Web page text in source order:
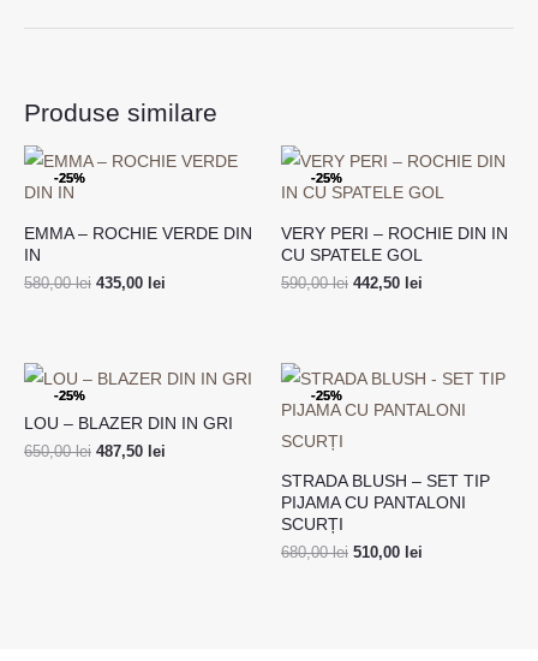
Produse similare
-25%
-25%
EMMA – ROCHIE VERDE DIN
IN
580,00lei
Prețul
580,00 lei.
435,00 lei
Prețul
-25%
-25%
VERY PERI – ROCHIE DIN IN
CU SPATELE GOL
590,00lei
Prețul
a
590,00 lei.
442,50 lei
Prețul
este:
-25%
-25%
LOU – BLAZER DIN IN GRI
650,00lei
Prețul
inițial
fost:
650,00 lei.
487,50 lei
Prețul
curent
487,50 lei.
-25%
-25%
STRADA BLUSH – SET TIP
PIJAMA CU PANTALONI
SCURȚI
680,00lei
Prețul
inițial
a
510,00 lei
Prețul
curent
este: